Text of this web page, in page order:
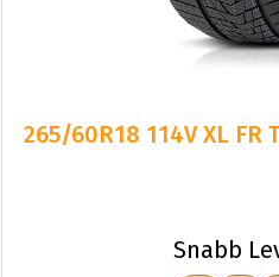
265/60R18 114V XL FR
Snabb